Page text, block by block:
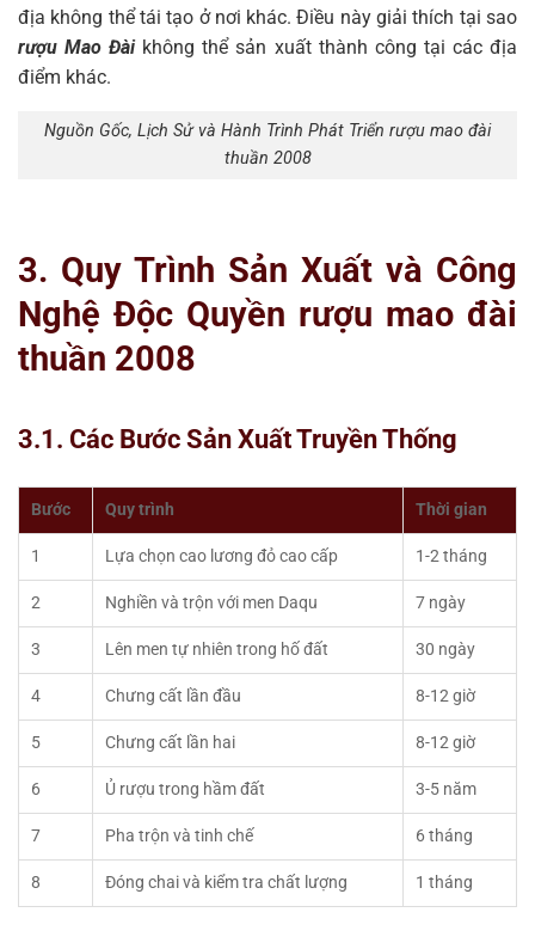
địa không thể tái tạo ở nơi khác. Điều này giải thích tại sao
rượu Mao Đàikhông thể sản xuất thành công tại các địa
điểm khác.
Nguồn Gốc, Lịch Sử và Hành Trình Phát Triển rượu mao đài
thuần 2008
3. Quy Trình Sản Xuất và Công
Nghệ Độc Quyền rượu mao đài
thuần 2008
3.1. Các Bước Sản Xuất Truyền Thống
Bước Quy trình Thời gian
1 Lựa chọn cao lương đỏ cao cấp 1-2 tháng
2 Nghiền và trộn với men Daqu 7 ngày
3 Lên men tự nhiên trong hố đất 30 ngày
4 Chưng cất lần đầu 8-12 giờ
5 Chưng cất lần hai 8-12 giờ
6 Ủ rượu trong hầm đất 3-5 năm
7 Pha trộn và tinh chế 6 tháng
8 Đóng chai và kiểm tra chất lượng 1 tháng